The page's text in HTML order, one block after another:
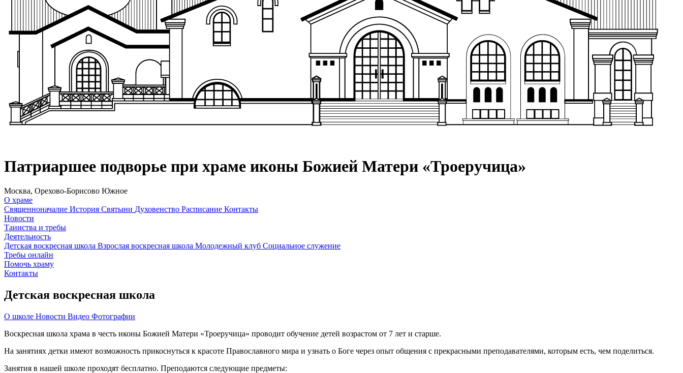
Патриаршее подворье при храме иконы Божией Матери «Троеручица»
Москва, Орехово-Борисово Южное
О храме
Священноначалие История Святыни Духовенство Расписание Контакты
Новости
Таинства и требы
Деятельность
Детская воскресная школа Взрослая воскресная школа Молодежный клуб Социальное служение
Требы онлайн
Помочь храму
Контакты
Детская воскресная школа
О школе Новости Видео Фотографии
Воскресная школа храма в честь иконы Божией Матери «Троеручица» проводит обучение детей возрастом от 7 лет и старше.
На занятиях детки имеют возможность прикоснуться к красоте Православного мира и узнать о Боге через опыт общения с прекрасными преподавателями, которым есть, чем поделиться.
Занятия в нашей школе проходят бесплатно. Преподаются следующие предметы: